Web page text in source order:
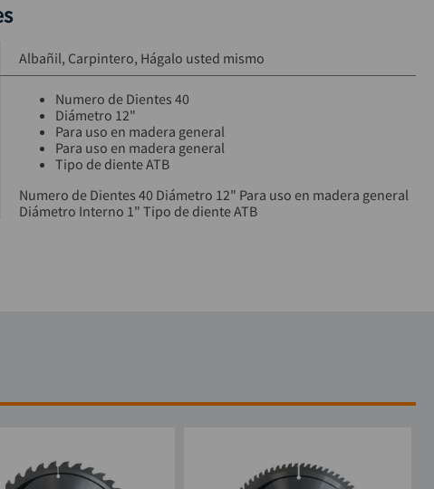
Albañil Carpintero Hágalo usted mismo
Numero de Dientes 40
Diámetro 12"
Para uso en madera general
Para uso en madera general
Tipo de diente ATB
Numero de Dientes 40 Diámetro 12" Para uso en madera general
Diámetro Interno 1" Tipo de diente ATB